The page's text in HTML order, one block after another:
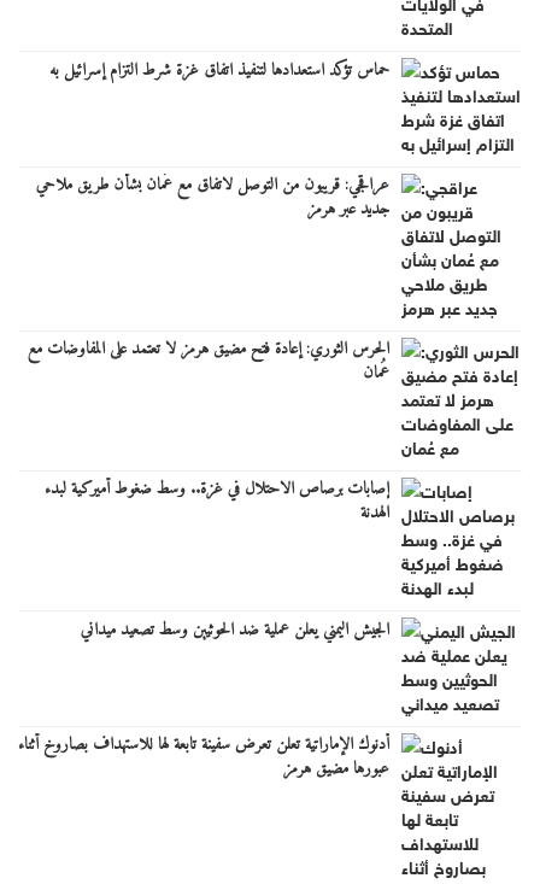
حماس تؤكد استعدادها لتنفيذ اتفاق غزة شرط التزام إسرائيل به
عراقجي: قريبون من التوصل لاتفاق مع عُمان بشأن طريق ملاحي
جديد عبر هرمز
الحرس الثوري: إعادة فتح مضيق هرمز لا تعتمد على المفاوضات مع
عُمان
إصابات برصاص الاحتلال في غزة.. وسط ضغوط أميركية لبدء
الهدنة
الجيش اليمني يعلن عملية ضد الحوثيين وسط تصعيد ميداني
أدنوك الإماراتية تعلن تعرض سفينة تابعة لها للاستهداف بصاروخ أثناء
عبورها مضيق هرمز